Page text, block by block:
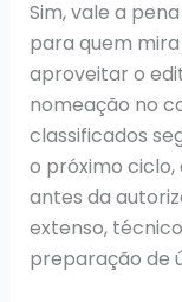
Sim, vale a
para quem
aproveitar o
nomeação no
classificados
o próximo
antes da
extenso,
preparação de